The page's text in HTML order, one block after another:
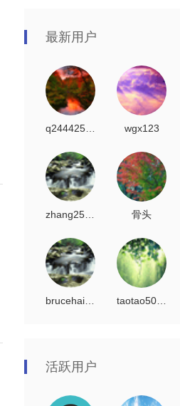
最新用户
wgx123
骨头
活跃用户